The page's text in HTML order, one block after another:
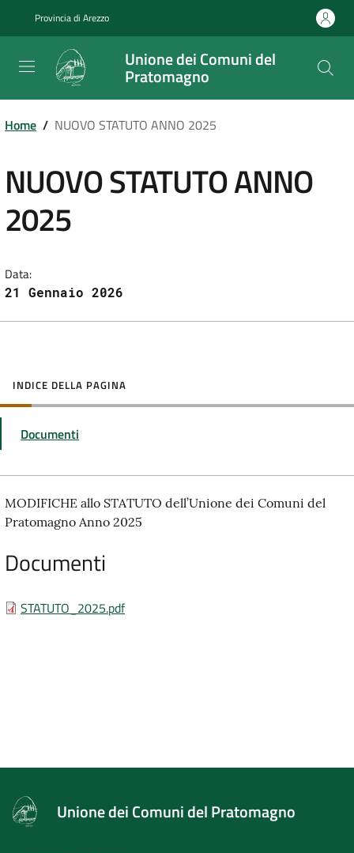
principale
Provincia di Arezzo
Unione dei Comuni del
Pratomagno
Home / NUOVO STATUTO ANNO 2025
NUOVO STATUTO ANNO
2025
Data:
21 Gennaio 2026
INDICE DELLA PAGINA
Documenti
MODIFICHE allo STATUTO dell’Unione dei Comuni del
Pratomagno Anno 2025
Documenti
STATUTO_2025.pdf
Unione dei Comuni del Pratomagno